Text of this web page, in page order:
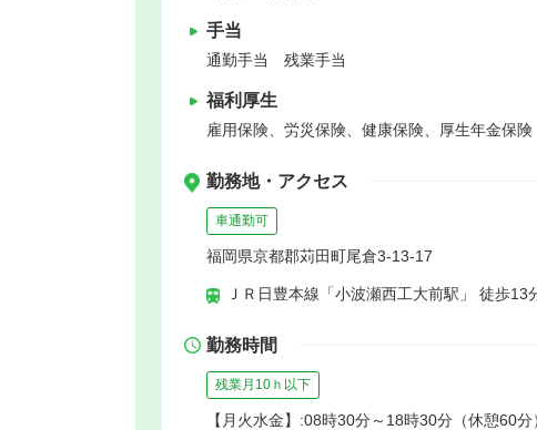
手当
通勤手当 残業手当
福利厚生
雇用保険、労災保険、健康保険、厚生年金保険
勤務地・アクセス
車通勤可
福岡県京都郡苅田町尾倉3‐13-17
ＪＲ日豊本線「小波瀬西工大前駅」 徒歩13
勤務時間
残業月10ｈ以下
【月火水金】:08時30分～18時30分（休憩60